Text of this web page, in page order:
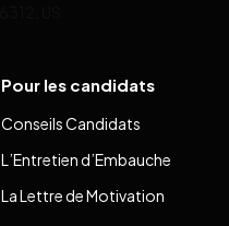
Pour les candidats
Conseils Candidats
L’Entretien d’Embauche
La Lettre de Motivation